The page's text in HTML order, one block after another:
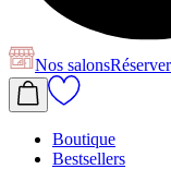
Nos salonsRéserver
Boutique
Bestsellers